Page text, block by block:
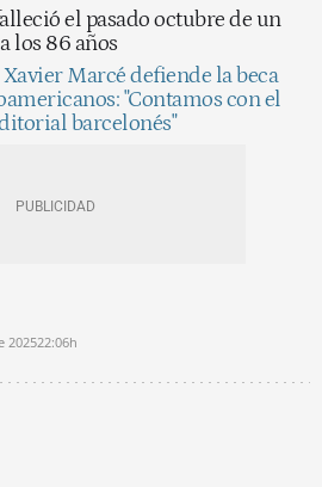
el pasado octubre de un
los 86 años
Xavier Marcé defiende la beca
"Contamos con el
barcelonés"
202522:06h